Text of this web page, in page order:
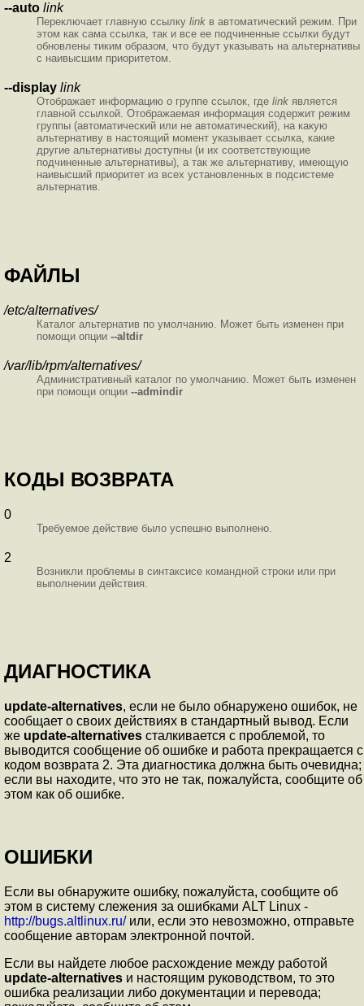
--auto link
Переключает главную ссылку link в автоматический режим. При
этом как сама ссылка, так и все ее подчиненные ссылки будут
обновлены тиким образом, что будут указывать на альтернативы
с наивысшим приоритетом.
--display link
Отображает информацию о группе ссылок, где link является
главной ссылкой. Отображаемая информация содержит режим
группы (автоматический или не автоматический), на какую
альтернативу в настоящий момент указывает ссылка, какие
другие альтернативы доступны (и их соответствующие
подчиненные альтернативы), а так же альтернативу, имеющую
наивысший приоритет из всех установленных в подсистеме
альтернатив.
ФАЙЛЫ
/etc/alternatives/
Каталог альтернатив по умолчанию. Может быть изменен при
помощи опции --altdir
/var/lib/rpm/alternatives/
Административный каталог по умолчанию. Может быть изменен
при помощи опции --admindir
КОДЫ ВОЗВРАТА
0
Требуемое действие было успешно выполнено.
2
Возникли проблемы в синтаксисе командной строки или при
выполнении действия.
ДИАГНОСТИКА
update-alternatives, если не было обнаружено ошибок, не
сообщает о своих действиях в стандартный вывод. Если
же update-alternatives сталкивается с проблемой, то
выводится сообщение об ошибке и работа прекращается с
кодом возврата 2. Эта диагностика должна быть очевидна;
если вы находите, что это не так, пожалуйста, сообщите об
этом как об ошибке.
ОШИБКИ
Если вы обнаружите ошибку, пожалуйста, сообщите об
этом в систему слежения за ошибками ALT Linux -
http://bugs.altlinux.ru/или, если это невозможно, отправьте
сообщение авторам электронной почтой.
Если вы найдете любое расхождение между работой
update-alternatives и настоящим руководством, то это
ошибка реализации либо документации и перевода;